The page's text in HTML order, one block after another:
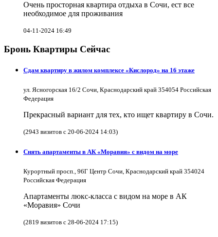
Очень просторная квартира отдыха в Сочи, ест все
необходимое для проживания
04-11-2024 16:49
Бронь Квартиры Сейчас
Сдам квартиру в жилом комплексе «Кислород» на 16 этаже
ул. Ясногорская 16/2 Сочи, Краснодарский край 354054 Российская
Федерация
Прекрасный вариант для тех, кто ищет квартиру в Сочи.
(2943 визитов с 20-06-2024 14:03)
Снять апартаменты в АК «Моравия» с видом на море
Курортный просп., 96Г Центр Сочи, Краснодарский край 354024
Российская Федерация
Апартаменты люкс-класса с видом на море в АК
«Моравия» Сочи
(2819 визитов с 28-06-2024 17:15)